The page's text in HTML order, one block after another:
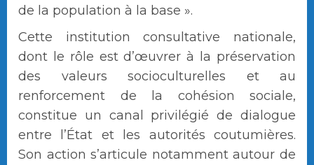
de la population à la base ».
Cette institution consultative nationale,
dont le rôle est d’œuvrer à la préservation
des valeurs socioculturelles et au
renforcement de la cohésion sociale,
constitue un canal privilégié de dialogue
entre l’État et les autorités coutumières.
Son action s’articule notamment autour de